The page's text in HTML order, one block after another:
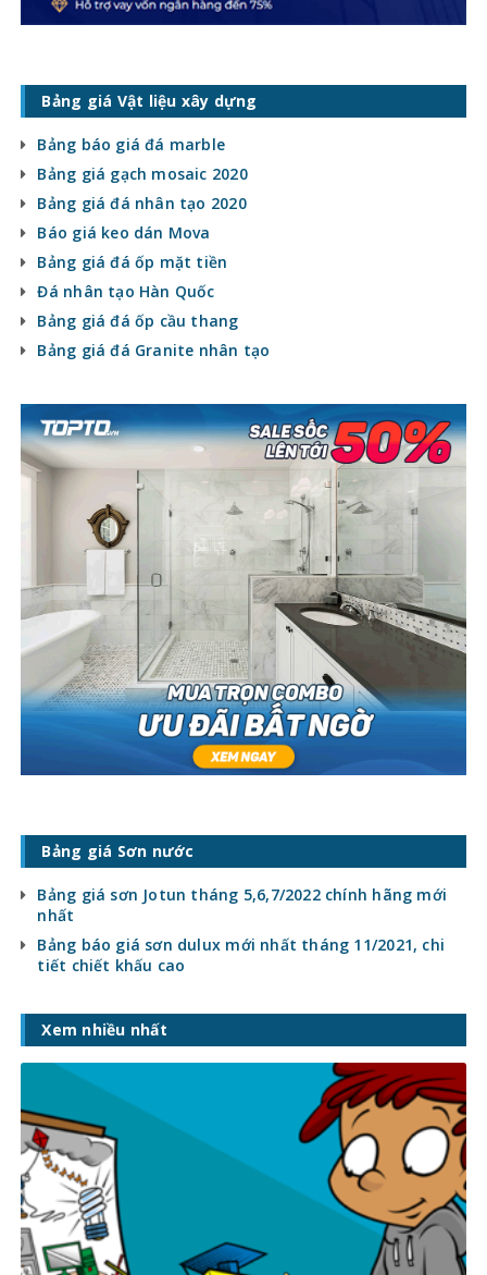
Bảng giá Vật liệu xây dựng
Bảng báo giá đá marble
Bảng giá gạch mosaic 2020
Bảng giá đá nhân tạo 2020
Báo giá keo dán Mova
Bảng giá đá ốp mặt tiền
Đá nhân tạo Hàn Quốc
Bảng giá đá ốp cầu thang
Bảng giá đá Granite nhân tạo
Bảng giá Sơn nước
Bảng giá sơn Jotun tháng 5,6,7/2022 chính hãng mới
nhất
Bảng báo giá sơn dulux mới nhất tháng 11/2021, chi
tiết chiết khấu cao
Xem nhiều nhất